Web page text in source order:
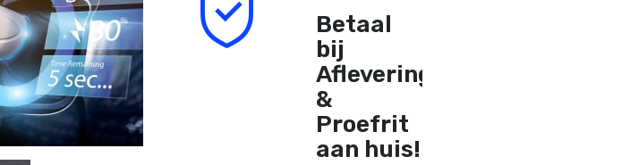
Betaal
bij
Aflevering
&
Proefrit
aan huis!